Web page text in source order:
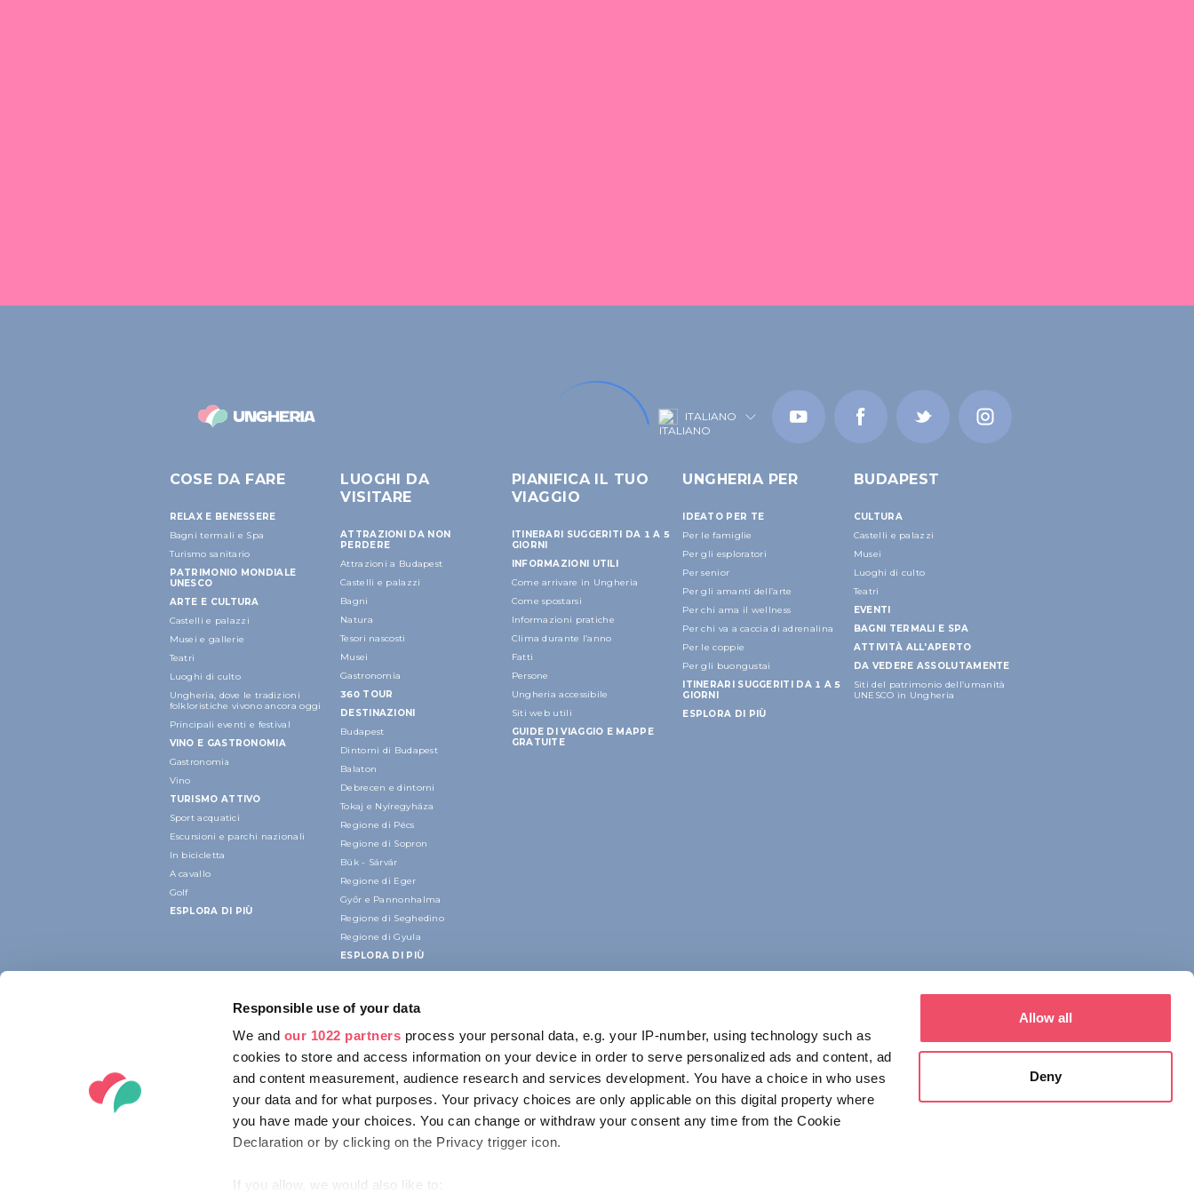
Responsible use of your data
We and our 1022 partners process your personal data, e.g. your IP-number, using technology such as
cookies to store and access information on your device in order to serve personalized ads and content, ad
and content measurement, audience research and services development. You have a choice in who uses
your data and for what purposes. Your privacy choices are only applicable on this digital property where
you have made your choices. You can change or withdraw your consent any time from the Cookie
Declaration or by clicking on the Privacy trigger icon.
If you allow, we would also like to:
Allow all
Deny
ITALIANO
COSE DA FARE
RELAX E BENESSERE
Bagni termali e Spa
Turismo sanitario
PATRIMONIO MONDIALE
UNESCO
ARTE E CULTURA
Castelli e palazzi
Musei e gallerie
Teatri
Luoghi di culto
Ungheria, dove le tradizioni
folkloristiche vivono ancora oggi
Principali eventi e festival
VINO E GASTRONOMIA
Gastronomia
Vino
TURISMO ATTIVO
Sport acquatici
Escursioni e parchi nazionali
In bicicletta
A cavallo
Golf
ESPLORA DI PIÙ
LUOGHI DA
VISITARE
ATTRAZIONI DA NON
PERDERE
Attrazioni a Budapest
Castelli e palazzi
Bagni
Natura
Tesori nascosti
Musei
Gastronomia
360 TOUR
DESTINAZIONI
Budapest
Dintorni di Budapest
Balaton
Debrecen e dintorni
Tokaj e Nyíregyháza
Regione di Pécs
Regione di Sopron
Bük - Sárvár
Regione di Eger
Győr e Pannonhalma
Regione di Seghedino
Regione di Gyula
ESPLORA DI PIÙ
PIANIFICA IL TUO
VIAGGIO
ITINERARI SUGGERITI DA 1 A 5
GIORNI
INFORMAZIONI UTILI
Come arrivare in Ungheria
Come spostarsi
Informazioni pratiche
Clima durante l’anno
Fatti
Persone
Ungheria accessibile
Siti web utili
GUIDE DI VIAGGIO E MAPPE
GRATUITE
UNGHERIA PER
IDEATO PER TE
Per le famiglie
Per gli esploratori
Per senior
Per gli amanti dell’arte
Per chi ama il wellness
Per chi va a caccia di adrenalina
Per le coppie
Per gli buongustai
ITINERARI SUGGERITI DA 1 A 5
GIORNI
ESPLORA DI PIÙ
BUDAPEST
CULTURA
Castelli e palazzi
Musei
Luoghi di culto
Teatri
EVENTI
BAGNI TERMALI E SPA
ATTIVITÀ ALL'APERTO
DA VEDERE ASSOLUTAMENTE
Siti del patrimonio dell’umanità
UNESCO in Ungheria
CONTATTO
Alkotás utca 19